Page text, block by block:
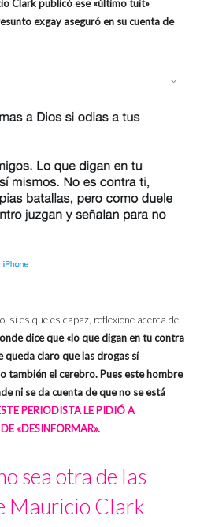
Clark publicó ese «último tuit»
exgay aseguró en su cuenta de
si es que es capaz, reflexione acerca de
dice que «lo que digan en tu contra
queda claro que las drogas sí
también el cerebro. Pues este hombre
ni se da cuenta de que no se está
PERIODISTA LE PIDIÓ A
«DESINFORMAR».
sea otra de las
Mauricio Clark